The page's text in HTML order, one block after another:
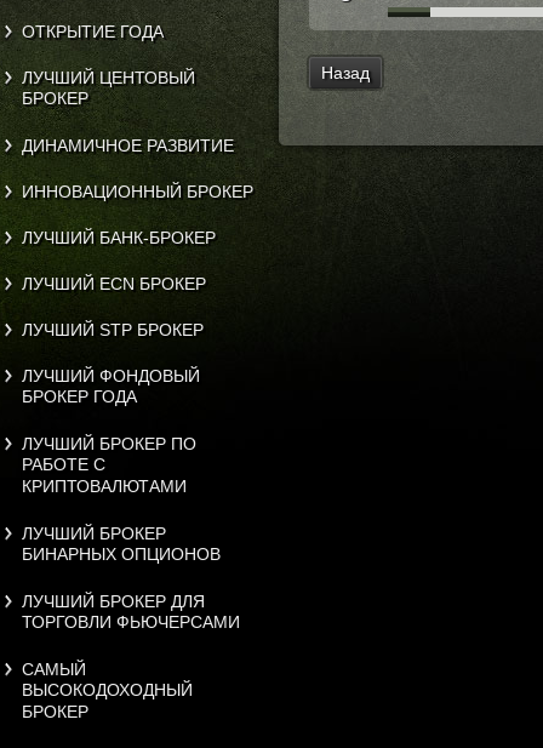
ОТКРЫТИЕ ГОДА
ЛУЧШИЙ ЦЕНТОВЫЙ
БРОКЕР
ДИНАМИЧНОЕ РАЗВИТИЕ
ИННОВАЦИОННЫЙ БРОКЕР
ЛУЧШИЙ БАНК-БРОКЕР
ЛУЧШИЙ ECN БРОКЕР
ЛУЧШИЙ STP БРОКЕР
ЛУЧШИЙ ФОНДОВЫЙ
БРОКЕР ГОДА
ЛУЧШИЙ БРОКЕР ПО
РАБОТЕ С
КРИПТОВАЛЮТАМИ
ЛУЧШИЙ БРОКЕР
БИНАРНЫХ ОПЦИОНОВ
ЛУЧШИЙ БРОКЕР ДЛЯ
ТОРГОВЛИ ФЬЮЧЕРСАМИ
САМЫЙ
ВЫСОКОДОХОДНЫЙ
БРОКЕР
Назад